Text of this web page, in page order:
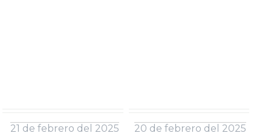
21 de febrero del 2025 20 de febrero del 2025